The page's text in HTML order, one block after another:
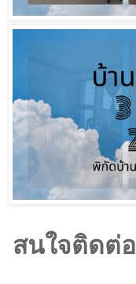
สนใจติดต่